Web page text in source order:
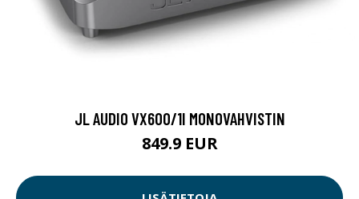
JL AUDIO VX600/1I MONOVAHVISTIN
849.9 EUR